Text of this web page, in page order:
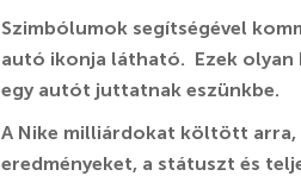
Szimbólumok segítségével
autó ikonja látható. Ezek olyan
egy autót juttatnak eszünkbe.
A Nike milliárdokat költött arra,
eredményeket, a státuszt és